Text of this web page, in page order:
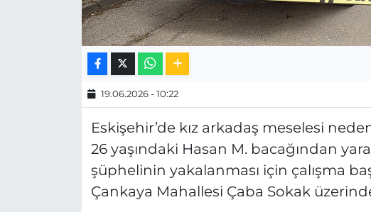
19.06.2026 - 10:22
Eskişehir’de kız arkadaş meselesi
26 yaşındaki Hasan M. bacağından
şüphelinin yakalanması için çalışma
Çankaya Mahallesi Çaba Sokak